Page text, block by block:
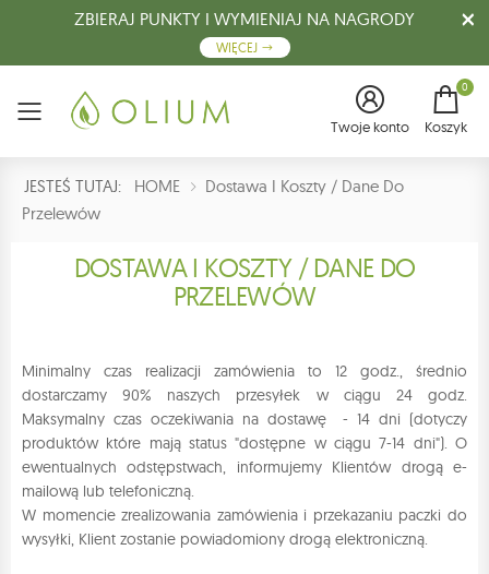
ZBIERAJ PUNKTY I WYMIENIAJ NA NAGRODY
WIĘCEJ
Menu Twoje konto
0
Koszyk
JESTEŚ TUTAJ: HOME
Dostawa I Koszty / Dane Do
Przelewów
DOSTAWA I KOSZTY / DANE DO
PRZELEWÓW
Minimalny czas realizacji zamówienia to 12 godz., średnio
dostarczamy 90% naszych przesyłek w ciągu 24 godz.
Maksymalny czas oczekiwania na dostawę - 14 dni (dotyczy
produktów które mają status "dostępne w ciągu 7-14 dni"). O
ewentualnych odstępstwach, informujemy Klientów drogą e-
mailową lub telefoniczną.
W momencie zrealizowania zamówienia i przekazaniu paczki do
wysyłki, Klient zostanie powiadomiony drogą elektroniczną.